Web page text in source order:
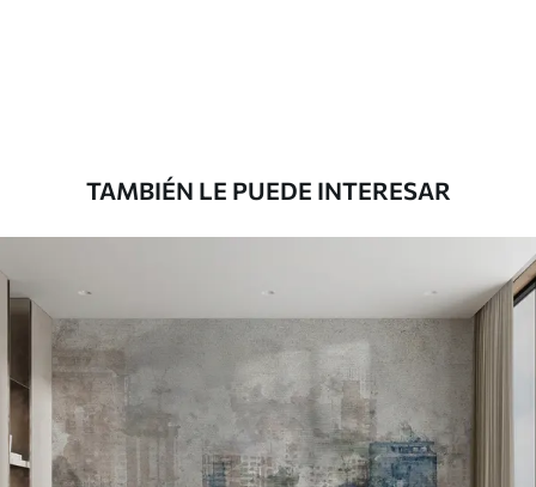
Peel and Stick
12.77$7.66/sq ft
TAMBIÉN LE PUEDE INTERESAR